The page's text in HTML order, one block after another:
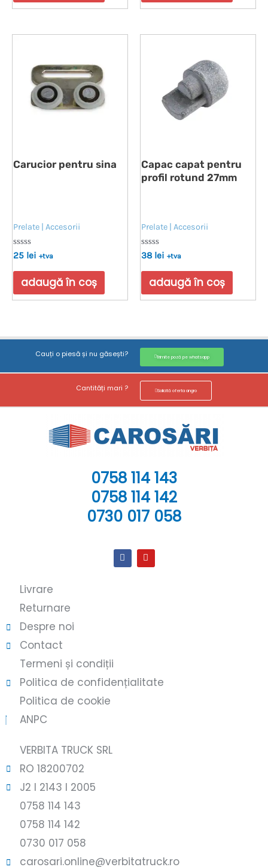
Carucior pentru sina
Prelate | Accesorii
Evaluat
0
din
25 lei +tva
adaugă în coș
Capac capat pentru
profil rotund 27mm
Prelate | Accesorii
Evaluat
0
din
38 lei +tva
adaugă în coș
Cauți o piesă și nu găsești? Trimite poză pe whatsapp
Cantități mari ? Solicită oferta angro
0758 114 143
0758 114 142
0730 017 058
Livrare
Returnare
Despre noi
Contact
Termeni și condiții
Politica de confidențialitate
Politica de cookie
ANPC
VERBITA TRUCK SRL
RO 18200702
J2 l 2143 l 2005
0758 114 143
0758 114 142
0730 017 058
carosari.online@verbitatruck.ro